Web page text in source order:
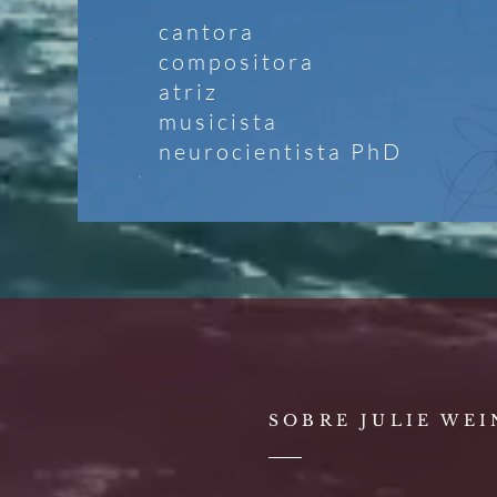
cantora
compositora
atriz
musicista
neurocientista PhD
SOBRE JULIE